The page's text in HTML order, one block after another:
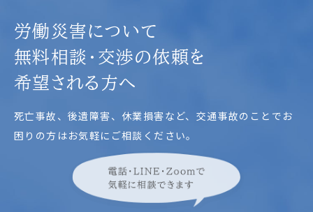
労働災害について
無料相談・交渉の依頼を
希望される方へ
死亡事故、後遺障害、休業損害など、交通事故のことでお
困りの方はお気軽にご相談ください。